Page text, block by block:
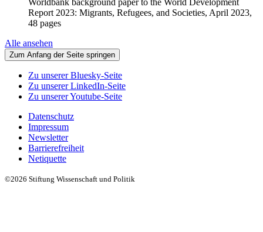
Worldbank background paper to the World Development
Report 2023: Migrants, Refugees, and Societies, April 2023,
48 pages
Alle ansehen
Zum Anfang der Seite springen
Zu unserer Bluesky-Seite
Zu unserer LinkedIn-Seite
Zu unserer Youtube-Seite
Datenschutz
Impressum
Newsletter
Barrierefreiheit
Netiquette
©2026 Stiftung Wissenschaft und Politik